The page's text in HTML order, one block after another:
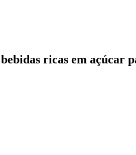
ricas em açúcar